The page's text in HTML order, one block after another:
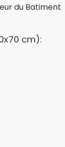
du Batiment
cm):